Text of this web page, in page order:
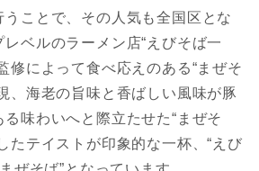
ことで、その人気も全国区とな
ベルのラーメン店“えびそば一
修によって食べ応えのある“まぜそ
、海老の旨味と香ばしい風味が豚
味わいへと際立たせた“まぜそ
たテイストが印象的な一杯、“えび